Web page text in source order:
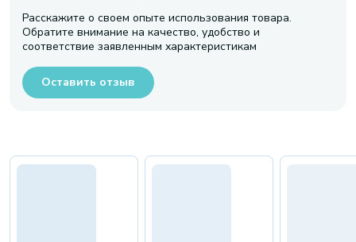
Расскажите о своем опыте использования товара.
Обратите внимание на качество, удобство и
соответствие заявленным характеристикам
Оставить отзыв